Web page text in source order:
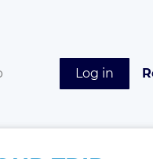
Log in